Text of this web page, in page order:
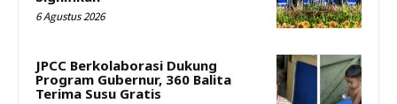
6 Agustus 2026
JPCC Berkolaborasi Dukung
Program Gubernur, 360 Balita
Terima Susu Gratis